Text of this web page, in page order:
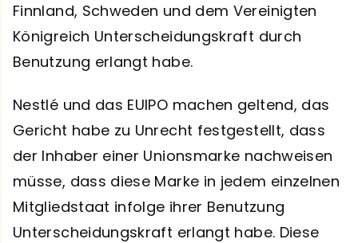
Finnland, Schweden und dem Vereinigten
Königreich Unterscheidungskraft durch
Benutzung erlangt habe.
Nestlé und das EUIPO machen geltend, das
Gericht habe zu Unrecht festgestellt, dass
der Inhaber einer Unionsmarke nachweisen
müsse, dass diese Marke in jedem einzelnen
Mitgliedstaat infolge ihrer Benutzung
Unterscheidungskraft erlangt habe. Diese